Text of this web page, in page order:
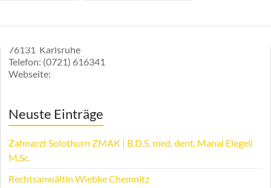
76131 Karlsruhe
Telefon: (0721) 616341
Webseite:
Neuste Einträge
Zahnarzt Solothurn ZMAK | B.D.S. med. dent. Manal Elegeli
M.Sc.
Rechtsanwältin Wiebke Chemnitz